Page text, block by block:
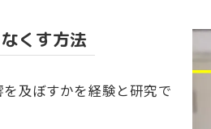
くす方法
及ぼすかを経験と研究で